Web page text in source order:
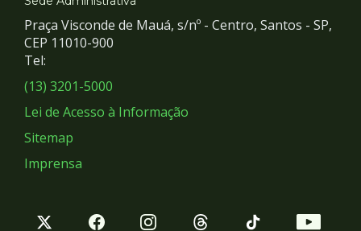
e
Redes
Sociais
Praça Visconde de Mauá, s/nº - Centro, Santos - SP,
CEP 11010-900
Tel:
(13) 3201-5000
Lei de Acesso à Informação
Sitemap
Imprensa